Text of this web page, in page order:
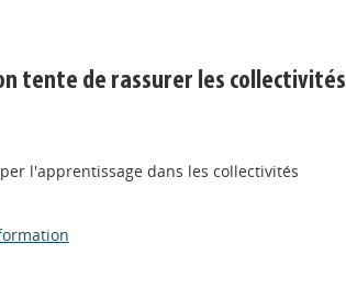
tente de rassurer les collectivités
l'apprentissage dans les collectivités